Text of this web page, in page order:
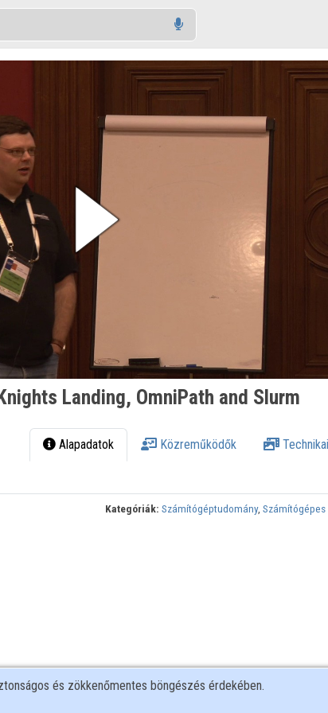
Landing, OmniPath and Slurm
Alapadatok Közreműködők
Kategóriák: Számítógéptudomány,
és zökkenőmentes böngészés érdekében.